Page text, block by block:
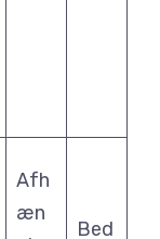
Afh
æn
Bed